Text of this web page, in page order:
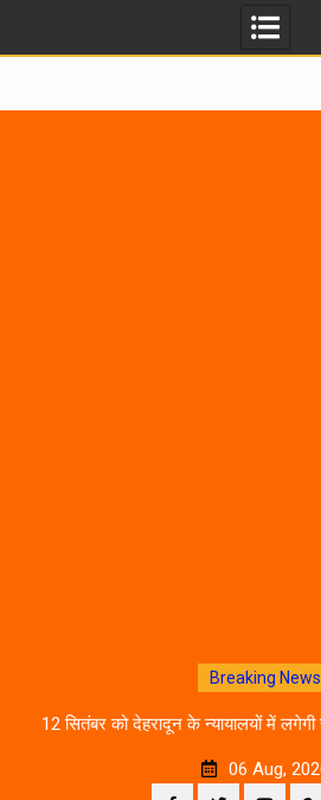
Breaking News
12 सितंबर को देहरादून के न्यायालयों में
06 Aug,